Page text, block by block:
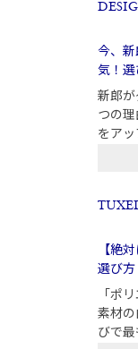
今、
気！
新郎が
つの
をアッ
【絶
選び方
「ポ
素材
びで